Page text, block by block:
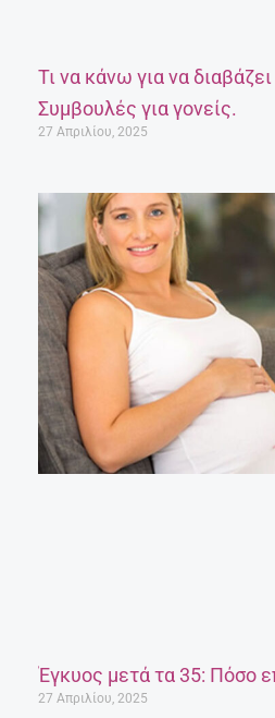
Τι να κάνω για να
Συμβουλές για γονείς.
27 Απριλίου, 2025
Έγκυος μετά τα 35: Πόσο
27 Απριλίου, 2025